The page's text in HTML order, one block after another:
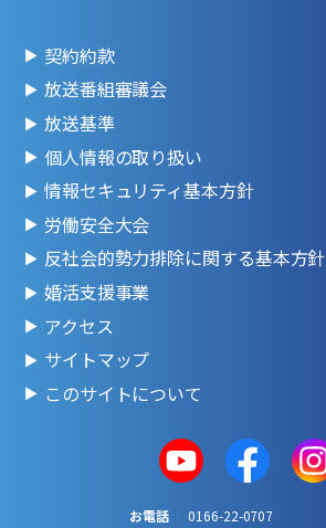
契約約款
放送番組審議会
放送基準
個人情報の取り扱い
情報セキュリティ基本方針
労働安全大会
反社会的勢力排除に関する基本方針
婚活支援事業
アクセス
サイトマップ
このサイトについて
お電話
0166-22-0707